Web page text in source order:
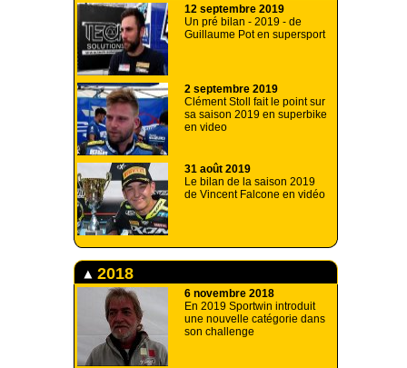
12 septembre 2019
Un pré bilan - 2019 - de
Guillaume Pot en supersport
2 septembre 2019
Clément Stoll fait le point sur
sa saison 2019 en superbike
en video
31 août 2019
Le bilan de la saison 2019
de Vincent Falcone en vidéo
2018
6 novembre 2018
En 2019 Sportwin introduit
une nouvelle catégorie dans
son challenge